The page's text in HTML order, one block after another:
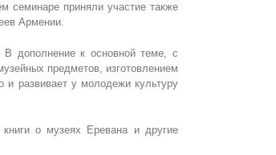
приняли участие также
Армении.
дополнение к основной теме, с
предметов, изготовлением
развивает у молодежи культуру
о музеях Еревана и другие